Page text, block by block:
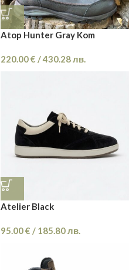
Atop Hunter Gray Kom
220.00€ /430.28лв.
Atelier Black
95.00€ / 185.80лв.